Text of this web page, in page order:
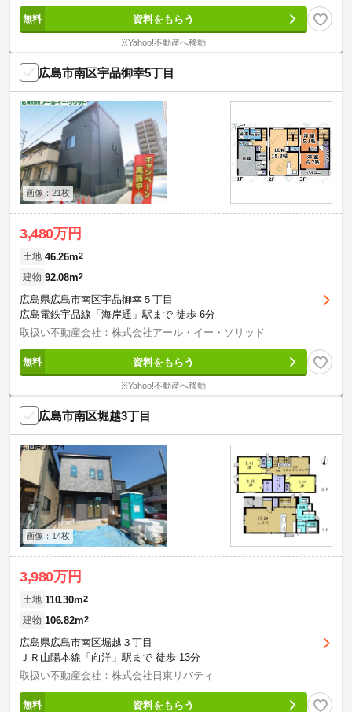
資料をもらう
※Yahoo!不動産へ移動
広島市南区宇品御幸5丁目
画像：21枚
3,480万円
土地 46.26m2
建物 92.08m2
広島県広島市南区宇品御幸５丁目
広島電鉄宇品線「海岸通」駅まで 徒歩 6分
取扱い不動産会社：株式会社アール・イー・ソリッド
資料をもらう
※Yahoo!不動産へ移動
広島市南区堀越3丁目
画像：14枚
3,980万円
土地 110.30m2
建物 106.82m2
広島県広島市南区堀越３丁目
ＪＲ山陽本線「向洋」駅まで 徒歩 13分
取扱い不動産会社：株式会社日東リバティ
資料をもらう